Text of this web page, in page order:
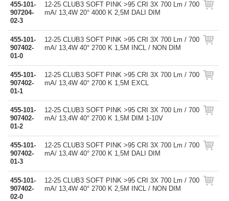
455-101-
907204-
02-3
12-25 CLUB3 SOFT PINK >95 CRI 3X 700 Lm / 700
mA/ 13,4W 20° 4000 K 2,5M DALI DIM
455-101-
907402-
01-0
12-25 CLUB3 SOFT PINK >95 CRI 3X 700 Lm / 700
mA/ 13,4W 40° 2700 K 1,5M INCL / NON DIM
455-101-
907402-
01-1
12-25 CLUB3 SOFT PINK >95 CRI 3X 700 Lm / 700
mA/ 13,4W 40° 2700 K 1,5M EXCL
455-101-
907402-
01-2
12-25 CLUB3 SOFT PINK >95 CRI 3X 700 Lm / 700
mA/ 13,4W 40° 2700 K 1,5M DIM 1-10V
455-101-
907402-
01-3
12-25 CLUB3 SOFT PINK >95 CRI 3X 700 Lm / 700
mA/ 13,4W 40° 2700 K 1,5M DALI DIM
455-101-
907402-
02-0
12-25 CLUB3 SOFT PINK >95 CRI 3X 700 Lm / 700
mA/ 13,4W 40° 2700 K 2,5M INCL / NON DIM